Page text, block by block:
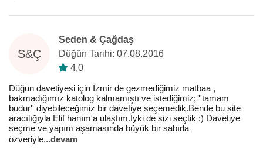
S&Ç
Seden & Çağdaş
Düğün Tarihi: 07.08.2016
4,0
Düğün davetiyesi için İzmir de gezmediğimiz matbaa ,
bakmadığımız katolog kalmamıştı ve istediğimiz; ''tamam
budur'' diyebileceğimiz bir davetiye seçemedik.Bende bu site
aracılığıyla Elif hanım'a ulaştım.İyki de sizi seçtik :) Davetiye
seçme ve yapım aşamasında büyük bir sabırla
özveriyle...devam